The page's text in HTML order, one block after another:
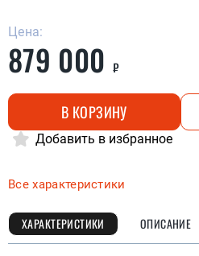
Цена:
879 000 ₽
В КОРЗИНУ
Добавить в избранное
Все характеристики
ХАРАКТЕРИСТИКИ ОПИСАНИЕ